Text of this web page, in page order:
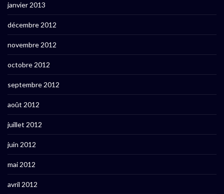
janvier 2013
décembre 2012
novembre 2012
octobre 2012
septembre 2012
août 2012
juillet 2012
juin 2012
mai 2012
avril 2012